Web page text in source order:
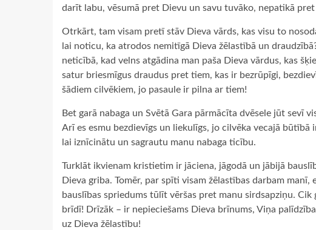
darīt labu, vēsumā pret Dievu un savu tuvāko, nepatikā
Otrkārt, tam visam pretī stāv Dieva vārds, kas visu to
lai noticu, ka atrodos nemitīgā Dieva žēlastībā un
neticībā, kad velns atgādina man paša Dieva vārdus, kas
satur briesmīgus draudus pret tiem, kas ir bezrūpīgi,
šādiem cilvēkiem, jo pasaule ir pilna ar tiem!
Bet garā nabaga un Svētā Gara pārmācīta dvēsele jūt sevī
Arī es esmu bezdievīgs un liekulīgs, jo cilvēka vecajā būtībā
lai iznīcinātu un sagrautu manu nabaga ticību.
Turklāt ikvienam kristietim ir jāciena, jāgodā un jābijā
Dieva griba. Tomēr, par spīti visam žēlastības darbam manī,
bauslības spriedums tūlīt vēršas pret manu sirdsapziņu.
brīdī! Drīzāk – ir nepieciešams Dieva brīnums, Viņa
uz Dieva žēlastību!